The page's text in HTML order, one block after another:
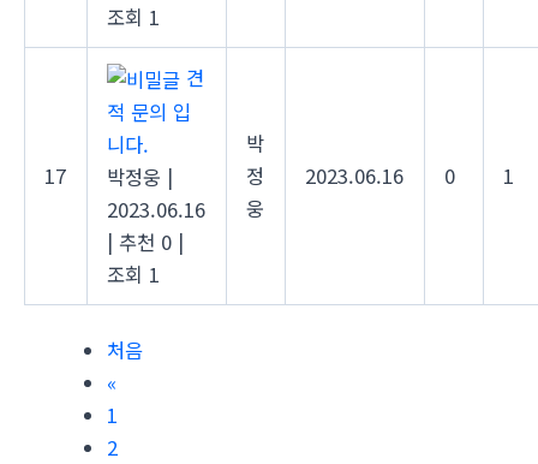
조회 1
17
견
적 문의 입
니다.
박정웅 |
2023.06.16
| 추천 0 |
조회 1
박
정
웅
2023.06.16 0 1
처음
«
1
2